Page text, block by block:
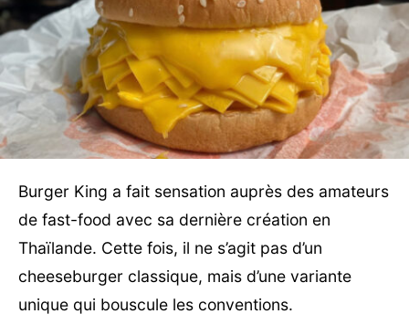
Burger King a fait sensation auprès des amateurs
de fast-food avec sa dernière création en
Thaïlande. Cette fois, il ne s’agit pas d’un
cheeseburger classique, mais d’une variante
unique qui bouscule les conventions.